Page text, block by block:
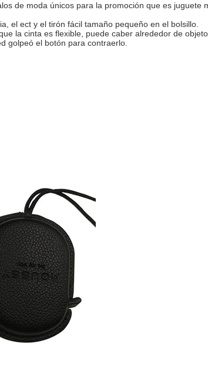
de moda únicos para la promoción que es juguete
el ect y el tirón fácil tamaño pequeño en el bolsillo.
la cinta es flexible, puede caber alrededor de
golpeó el botón para contraerlo.